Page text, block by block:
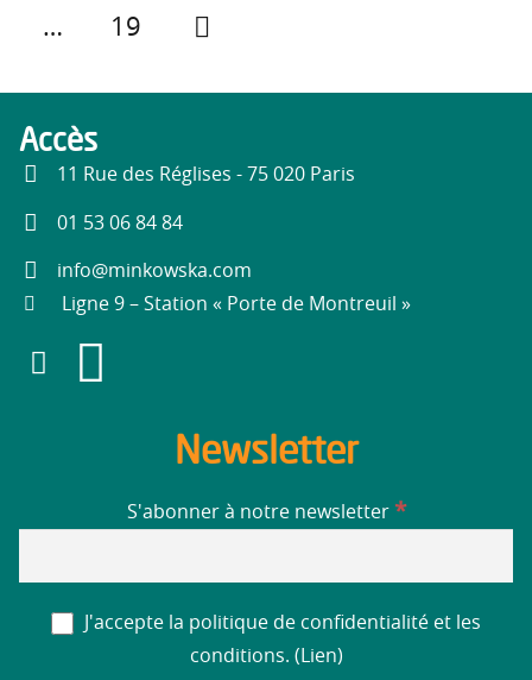
… 19
Accès
11 Rue des Réglises - 75 020 Paris
01 53 06 84 84
info@minkowska.com
Ligne 9 – Station « Porte de Montreuil »
Newsletter
S'abonner à notre newsletter *
J'accepte la politique de confidentialité et les
conditions. ( Lien)